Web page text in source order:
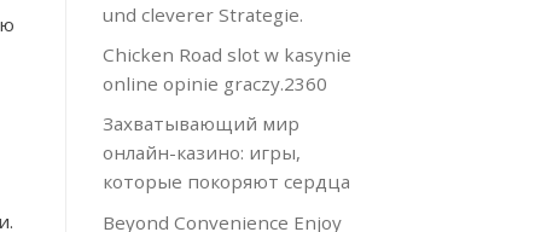
und cleverer Strategie.
Chicken Road slot w kasynie
online opinie graczy.2360
Захватывающий мир
онлайн-казино: игры,
которые покоряют сердца
Beyond Convenience Enjoy